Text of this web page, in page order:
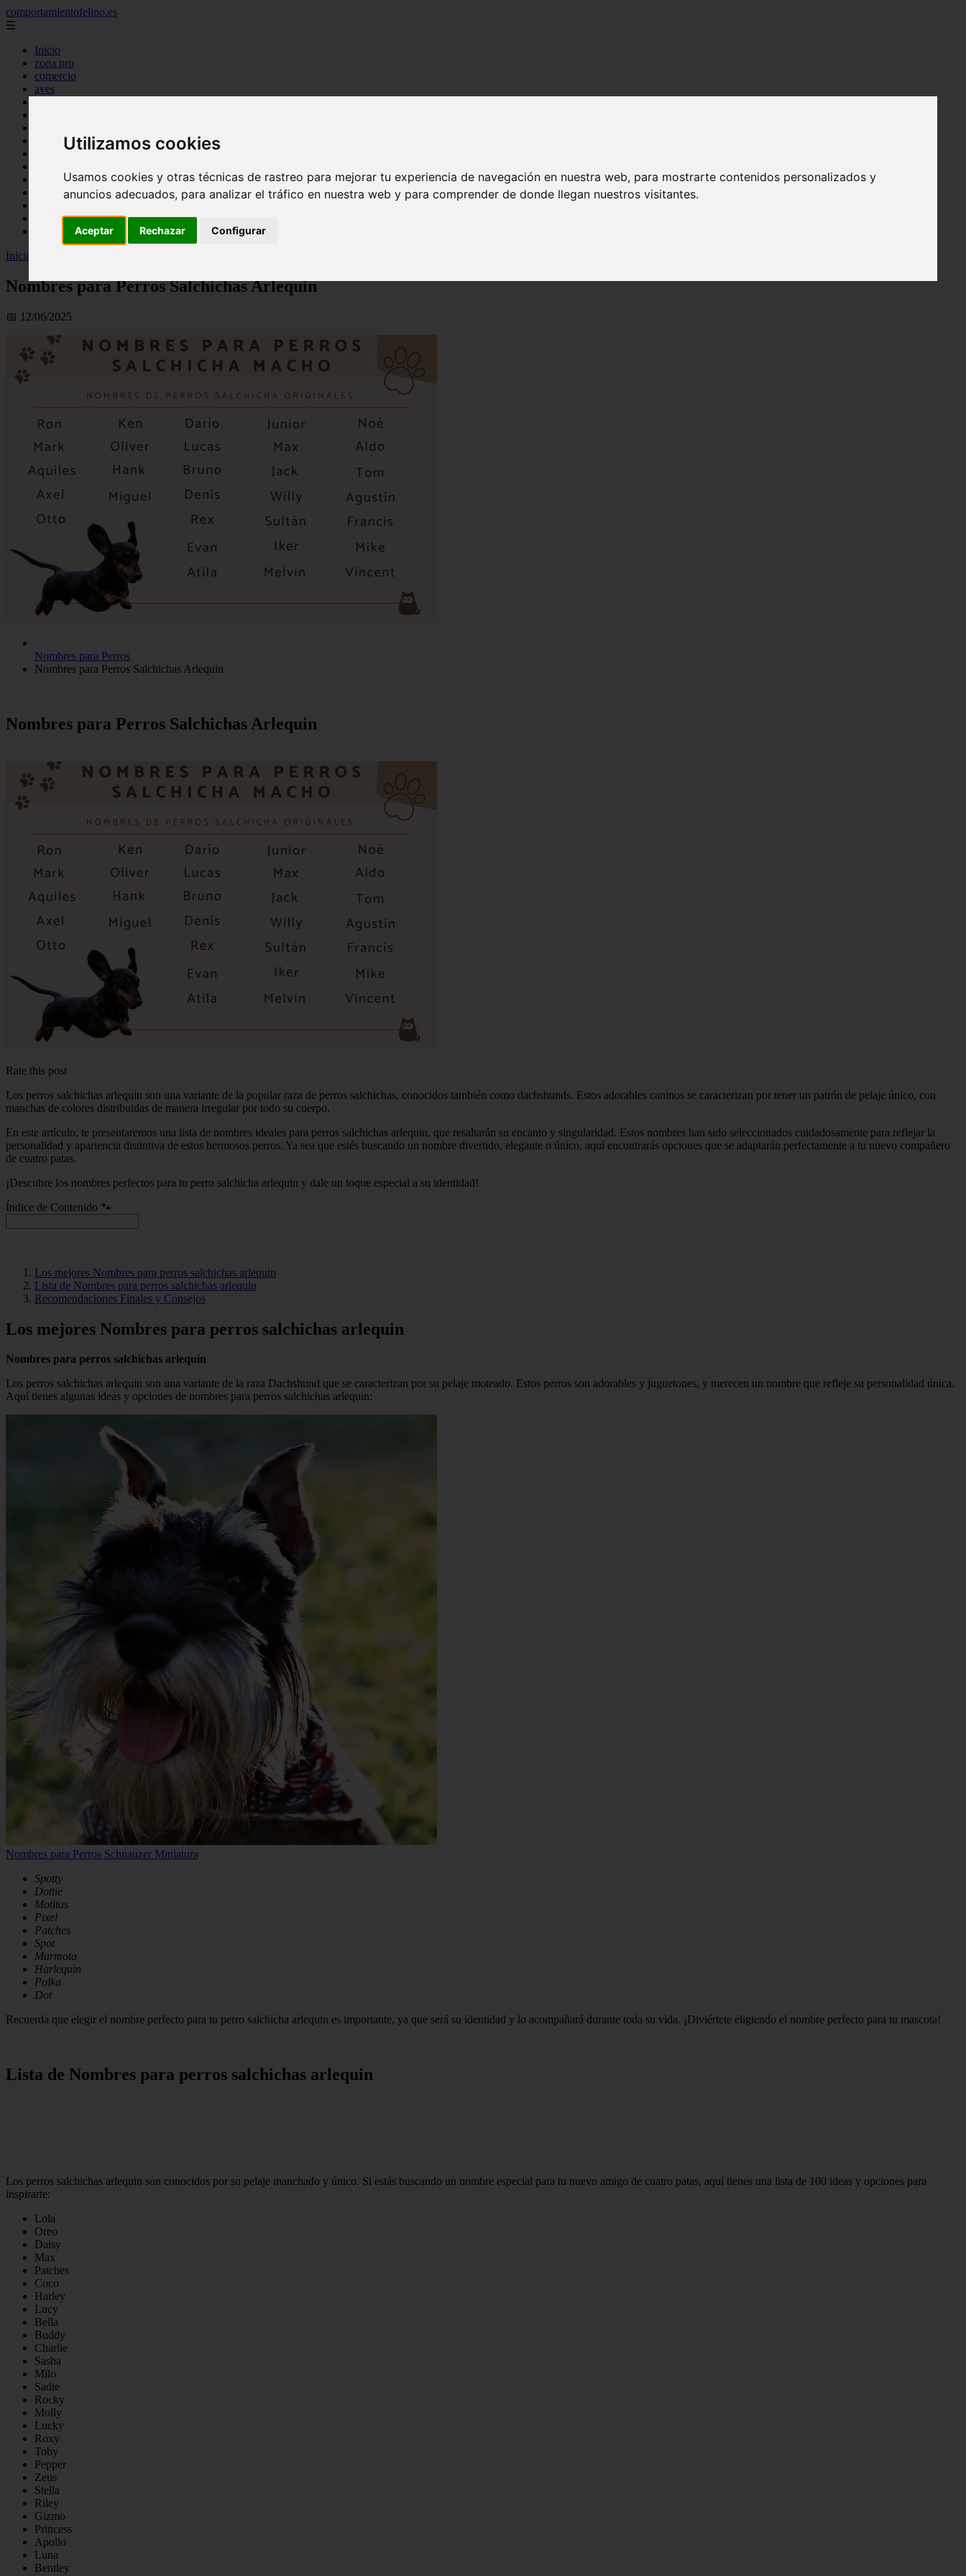
Utilizamos cookies
Usamos cookies y otras técnicas de rastreo para mejorar tu experiencia de navegación en nuestra web, para mostrarte contenidos personalizados y
anuncios adecuados, para analizar el tráfico en nuestra web y para comprender de donde llegan nuestros visitantes.
Aceptar Rechazar Configurar
comportamientofelino.es
☰
Inicio
zona pro
comercio
aves
acuariofilia
articulos
nombres para gatos
novedades
uncategorized
Inicio
Nombres para Perros Salchichas Arlequin
📅 12/06/2025
Nombres para Perros
Nombres para Perros Salchichas Arlequin
Nombres para Perros Salchichas Arlequin
Rate this post
Los perros salchichas arlequin son una variante de la popular raza de perros salchichas, conocidos también como dachshunds. Estos adorables caninos se caracterizan por tener un patrón de pelaje único, con
manchas de colores distribuidas de manera irregular por todo su cuerpo.
En este artículo, te presentaremos una lista de nombres ideales para perros salchichas arlequin, que resaltarán su encanto y singularidad. Estos nombres han sido seleccionados cuidadosamente para reflejar la
personalidad y apariencia distintiva de estos hermosos perros. Ya sea que estés buscando un nombre divertido, elegante o único, aquí encontrarás opciones que se adaptarán perfectamente a tu nuevo compañero
de cuatro patas.
¡Descubre los nombres perfectos para tu perro salchicha arlequin y dale un toque especial a su identidad!
Índice de Contenido 🐾
Los mejores Nombres para perros salchichas arlequin
Lista de Nombres para perros salchichas arlequin
Recomendaciones Finales y Consejos
Los mejores Nombres para perros salchichas arlequin
Nombres para perros salchichas arlequin
Los perros salchichas arlequin son una variante de la raza Dachshund que se caracterizan por su pelaje moteado. Estos perros son adorables y juguetones, y merecen un nombre que refleje su personalidad única.
Aquí tienes algunas ideas y opciones de nombres para perros salchichas arlequin:
Nombres para Perros Schnauzer Miniatura
Spotty
Dottie
Motitas
Pixel
Patches
Spot
Marmota
Harlequin
Polka
Dot
Recuerda que elegir el nombre perfecto para tu perro salchicha arlequin es importante, ya que será su identidad y lo acompañará durante toda su vida. ¡Diviértete eligiendo el nombre perfecto para tu mascota!
Lista de Nombres para perros salchichas arlequin
Los perros salchichas arlequin son conocidos por su pelaje manchado y único. Si estás buscando un nombre especial para tu nuevo amigo de cuatro patas, aquí tienes una lista de 100 ideas y opciones para
inspirarte:
Lola
Oreo
Daisy
Max
Patches
Coco
Harley
Lucy
Bella
Buddy
Charlie
Sasha
Milo
Sadie
Rocky
Molly
Lucky
Roxy
Toby
Pepper
Zeus
Stella
Riley
Gizmo
Princess
Apollo
Luna
Bentley